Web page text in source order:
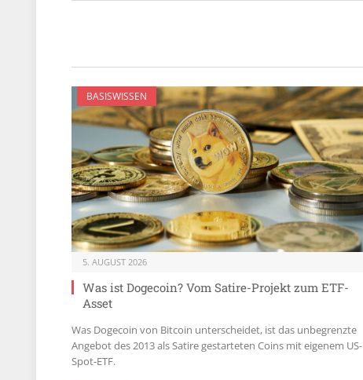
BASISWISSEN
5. AUGUST 2026
Was ist Dogecoin? Vom Satire-Projekt zum ETF-
Asset
Was Dogecoin von Bitcoin unterscheidet, ist das unbegrenzte
Angebot des 2013 als Satire gestarteten Coins mit eigenem US-
Spot-ETF.